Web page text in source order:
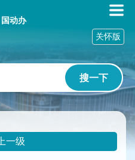
国动办
搜一下
关怀版
一级